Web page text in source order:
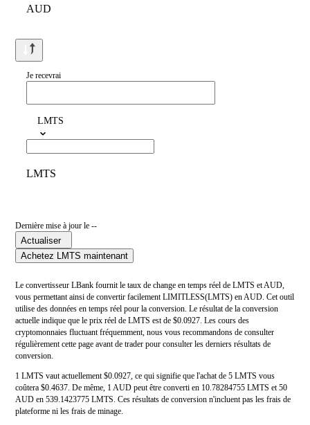
AUD
Je recevrai
LMTS
LMTS
Dernière mise à jour le --
Actualiser
Achetez LMTS maintenant
Le convertisseur LBank fournit le taux de change en temps réel de LMTS et AUD,
vous permettant ainsi de convertir facilement LIMITLESS(LMTS) en AUD. Cet outil
utilise des données en temps réel pour la conversion. Le résultat de la conversion
actuelle indique que le prix réel de LMTS est de $0.0927. Les cours des
cryptomonnaies fluctuant fréquemment, nous vous recommandons de consulter
régulièrement cette page avant de trader pour consulter les derniers résultats de
conversion.
1 LMTS vaut actuellement $0.0927, ce qui signifie que l'achat de 5 LMTS vous
coûtera $0.4637. De même, 1 AUD peut être converti en 10.78284755 LMTS et 50
AUD en 539.1423775 LMTS. Ces résultats de conversion n'incluent pas les frais de
plateforme ni les frais de minage.